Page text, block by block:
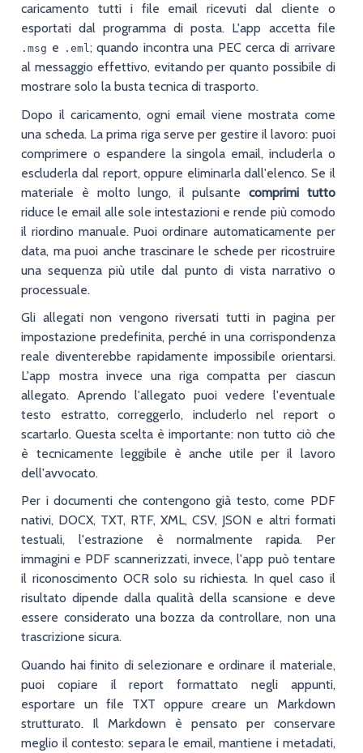
caricamento tutti i file email ricevuti dal cliente o
esportati dal programma di posta. L'app accetta file
.msg e .eml; quando incontra una PEC cerca di arrivare
al messaggio effettivo, evitando per quanto possibile di
mostrare solo la busta tecnica di trasporto.
Dopo il caricamento, ogni email viene mostrata come
una scheda. La prima riga serve per gestire il lavoro: puoi
comprimere o espandere la singola email, includerla o
escluderla dal report, oppure eliminarla dall'elenco. Se il
materiale è molto lungo, il pulsante comprimi tutto
riduce le email alle sole intestazioni e rende più comodo
il riordino manuale. Puoi ordinare automaticamente per
data, ma puoi anche trascinare le schede per ricostruire
una sequenza più utile dal punto di vista narrativo o
processuale.
Gli allegati non vengono riversati tutti in pagina per
impostazione predefinita, perché in una corrispondenza
reale diventerebbe rapidamente impossibile orientarsi.
L'app mostra invece una riga compatta per ciascun
allegato. Aprendo l'allegato puoi vedere l'eventuale
testo estratto, correggerlo, includerlo nel report o
scartarlo. Questa scelta è importante: non tutto ciò che
è tecnicamente leggibile è anche utile per il lavoro
dell'avvocato.
Per i documenti che contengono già testo, come PDF
nativi, DOCX, TXT, RTF, XML, CSV, JSON e altri formati
testuali, l'estrazione è normalmente rapida. Per
immagini e PDF scannerizzati, invece, l'app può tentare
il riconoscimento OCR solo su richiesta. In quel caso il
risultato dipende dalla qualità della scansione e deve
essere considerato una bozza da controllare, non una
trascrizione sicura.
Quando hai finito di selezionare e ordinare il materiale,
puoi copiare il report formattato negli appunti,
esportare un file TXT oppure creare un Markdown
strutturato. Il Markdown è pensato per conservare
meglio il contesto: separa le email, mantiene i metadati,